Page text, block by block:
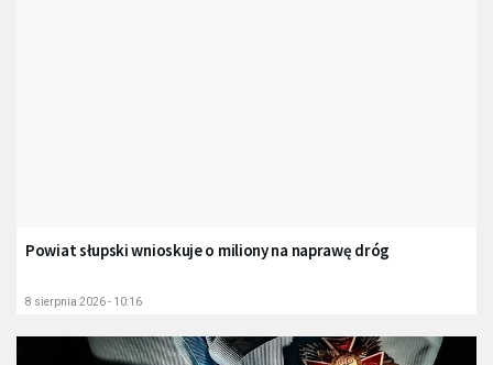
Powiat słupski wnioskuje o miliony na naprawę dróg
8 sierpnia 2026 - 10:16